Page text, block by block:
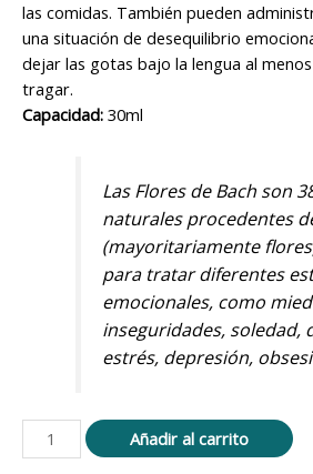
las comidas. También pueden
una situación de desequilibrio
dejar las gotas bajo la lengua al
tragar.
Capacidad: 30ml
Las Flores de Bach son
naturales procedentes
(mayoritariamente
para tratar diferentes
emocionales, como
inseguridades, soledad,
estrés, depresión,
Añadir al carrito